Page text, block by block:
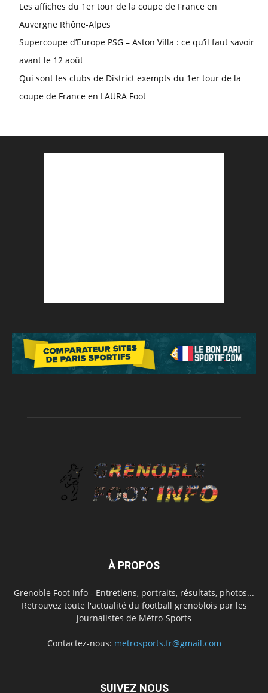
Les affiches du 1er tour de la coupe de France en
Auvergne Rhône-Alpes
Supercoupe d’Europe PSG – Aston Villa : ce qu’il faut savoir
avant le 12 août
Qui sont les clubs de District exempts du 1er tour de la
coupe de France en LAURA Foot
À PROPOS
Grenoble Foot Info - Entretiens, portraits, résultats, photos...
Retrouvez toute l'actualité du football grenoblois par les
journalistes de Métro-Sports
Contactez-nous: metrosports.fr@gmail.com
SUIVEZ NOUS